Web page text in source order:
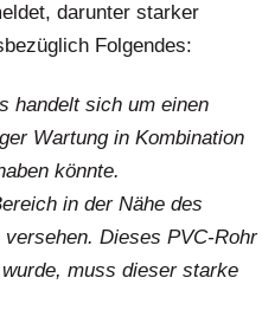
darunter starker
Folgendes:
handelt sich um einen
Wartung in Kombination
könnte.
in der Nähe des
Dieses PVC-Rohr
muss dieser starke